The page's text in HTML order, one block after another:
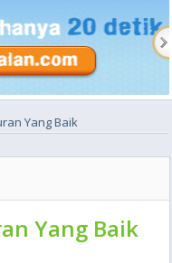
Yang Baik
Yang Baik